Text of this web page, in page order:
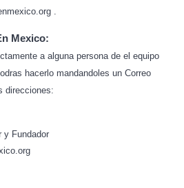
.
Mexico:
a alguna persona de el equipo
hacerlo mandandoles un Correo
direcciones:
y Fundador